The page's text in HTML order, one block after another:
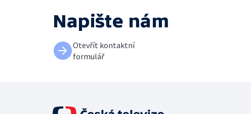
Napište nám
Otevřít kontaktní
formulář